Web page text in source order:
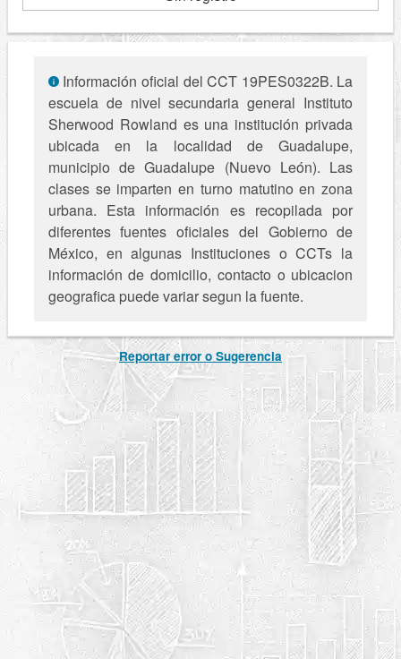
Información oficial del CCT 19PES0322B. La
escuela de nivel secundaria general Instituto
Sherwood Rowland es una institución privada
ubicada en la localidad de Guadalupe,
municipio de Guadalupe (Nuevo León). Las
clases se imparten en turno matutino en zona
urbana. Esta información es recopilada por
diferentes fuentes oficiales del Gobierno de
México, en algunas Instituciones o CCTs la
información de domicilio, contacto o ubicacion
geografica puede variar segun la fuente.
Reportar error o Sugerencia